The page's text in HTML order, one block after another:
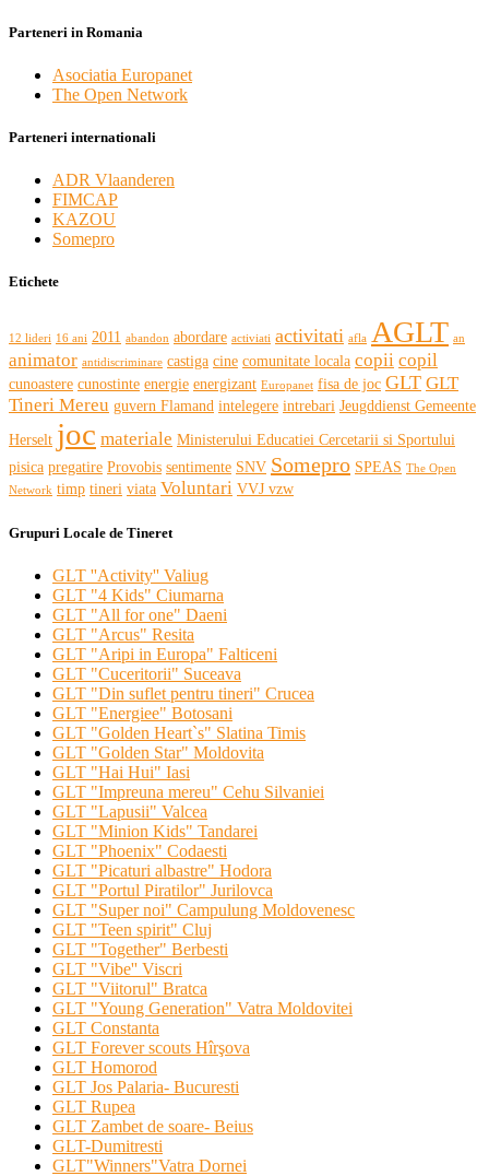
Parteneri in Romania
Asociatia Europanet
The Open Network
Parteneri internationali
ADR Vlaanderen
FIMCAP
KAZOU
Somepro
Etichete
12 lideri 16 ani 2011 abandon abordare activiati activitati afla AGLT an
animator antidiscriminare castiga cine comunitate locala copii copil
cunoastere cunostinte energie energizant Europanet fisa de joc GLT GLT
Tineri Mereu guvern Flamand intelegere intrebari Jeugddienst Gemeente
Herselt joc materiale Ministerului Educatiei Cercetarii si Sportului
pisica pregatire Provobis sentimente SNV Somepro SPEAS The Open
Network timp tineri viata Voluntari VVJ vzw
Grupuri Locale de Tineret
GLT ''Activity'' Valiug
GLT "4 Kids" Ciumarna
GLT "All for one" Daeni
GLT "Arcus" Resita
GLT "Aripi in Europa" Falticeni
GLT "Cuceritorii" Suceava
GLT "Din suflet pentru tineri" Crucea
GLT "Energiee" Botosani
GLT "Golden Heart`s" Slatina Timis
GLT "Golden Star" Moldovita
GLT "Hai Hui" Iasi
GLT "Impreuna mereu" Cehu Silvaniei
GLT "Lapusii" Valcea
GLT "Minion Kids" Tandarei
GLT "Phoenix" Codaesti
GLT "Picaturi albastre" Hodora
GLT "Portul Piratilor" Jurilovca
GLT "Super noi" Campulung Moldovenesc
GLT "Teen spirit" Cluj
GLT "Together" Berbesti
GLT "Vibe'' Viscri
GLT "Viitorul" Bratca
GLT "Young Generation" Vatra Moldovitei
GLT Constanta
GLT Forever scouts Hîrşova
GLT Homorod
GLT Jos Palaria- Bucuresti
GLT Rupea
GLT Zambet de soare- Beius
GLT-Dumitresti
GLT"Winners"Vatra Dornei